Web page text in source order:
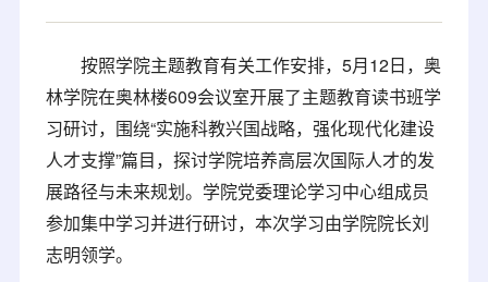
按照学院主题教育有关工作安排，5月12日，奥
林学院在奥林楼609会议室开展了主题教育读书班学
习研讨，围绕“实施科教兴国战略，强化现代化建设
人才支撑”篇目，探讨学院培养高层次国际人才的发
展路径与未来规划。学院党委理论学习中心组成员
参加集中学习并进行研讨，本次学习由学院院长刘
志明领学。